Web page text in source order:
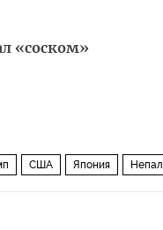
«соском»
США Япония Непал